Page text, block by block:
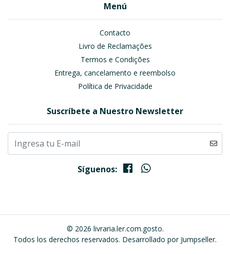
Menú
Contacto
Livro de Reclamações
Termos e Condições
Entrega, cancelamento e reembolso
Política de Privacidade
Suscríbete a Nuestro Newsletter
Síguenos:
© 2026 livraria.ler.com.gosto.
Todos los derechos reservados. Desarrollado por Jumpseller.